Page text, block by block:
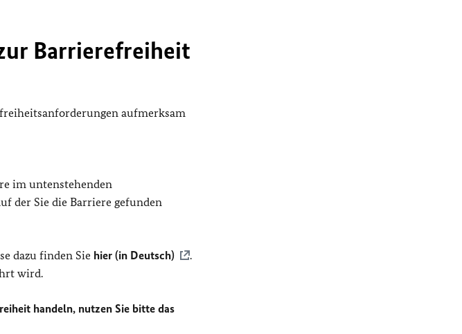
Barrierefreiheit
aufmerksam
im untenstehenden
der Sie die Barriere gefunden
dazu finden Sie hier (in Deutsch)
.
wird.
handeln, nutzen Sie bitte das